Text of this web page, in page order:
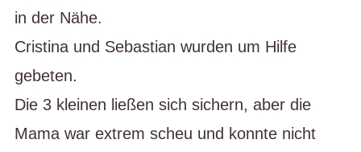
in der Nähe.
Cristina und Sebastian wurden um Hilfe
gebeten.
Die 3 kleinen ließen sich sichern, aber die
Mama war extrem scheu und konnte nicht